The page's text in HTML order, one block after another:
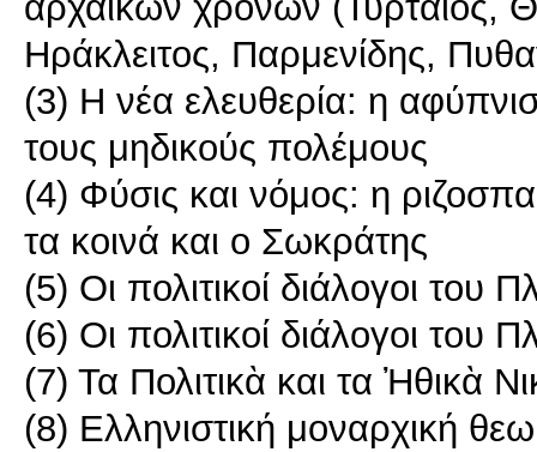
Ηράκλειτος, Παρμενίδης,
(3) Η νέα ελευθερία: η
τους μηδικούς πολέμους
(4) Φύσις και νόμος: η
τα κοινά και ο Σωκράτης
(5) Οι πολιτικοί διάλογοι του
(6) Οι πολιτικοί διάλογοι του
(7) Τα Πολιτικὰ και τα Ἠθικὰ
(8) Ελληνιστική μοναρχική